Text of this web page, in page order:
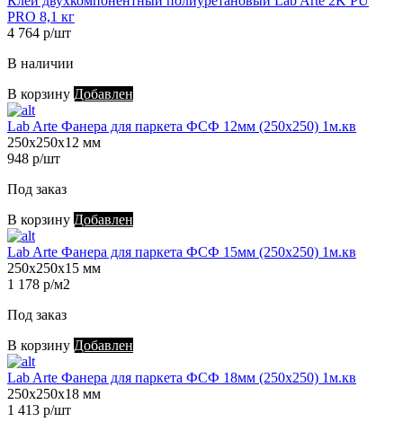
PRO 8,1 кг
4 764 р/шт
В наличии
В корзину Добавлен
Lab Arte Фанера для паркета ФСФ 12мм (250х250) 1м.кв
250х250х12 мм
948 р/шт
Под заказ
В корзину Добавлен
Lab Arte Фанера для паркета ФСФ 15мм (250х250) 1м.кв
250х250х15 мм
1 178 р/м2
Под заказ
В корзину Добавлен
Lab Arte Фанера для паркета ФСФ 18мм (250х250) 1м.кв
250х250х18 мм
1 413 р/шт